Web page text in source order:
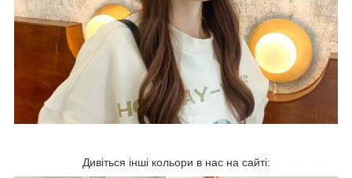
Дивіться інші кольори в нас на сайті: